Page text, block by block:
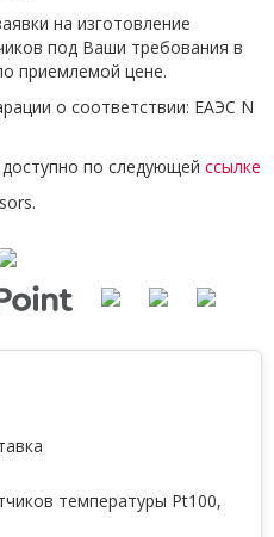
на изготовление
под Ваши требования в
приемлемой цене.
о соответствии: ЕАЭС N
по следующей ссылке
температуры Pt100,